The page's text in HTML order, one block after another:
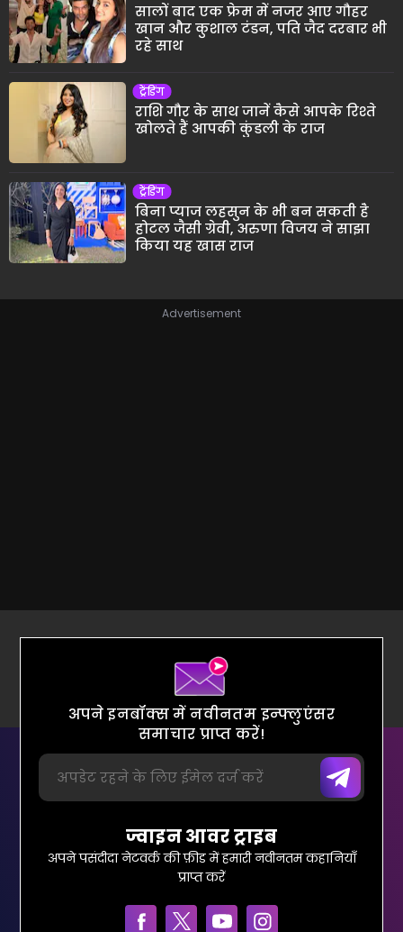
सालों बाद एक फ्रेम में नजर आए गौहर
खान और कुशाल टंडन, पति जैद दरबार भी
रहे साथ
ट्रेंडिंग
राशि गौर के साथ जानें कैसे आपके रिश्ते
खोलते हैं आपकी कुंडली के राज
ट्रेंडिंग
बिना प्याज लहसुन के भी बन सकती है
होटल जैसी ग्रेवी, अरुणा विजय ने साझा
किया यह खास राज
Advertisement
अपने इनबॉक्स में नवीनतम इन्फ्लुएंसर
समाचार प्राप्त करें!
ज्वाइन आवर ट्राइब
अपने पसंदीदा नेटवर्क की फ़ीड में हमारी नवीनतम कहानियाँ
प्राप्त करें